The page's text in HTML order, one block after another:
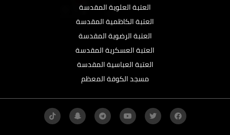
العتبة العلوية المقدسة
العتبة الكاظمية المقدسة
العتبة الرضوية المقدسة
العتبة العسكرية المقدسة
العتبة العباسية المقدسة
مسجد الكوفة المعظم